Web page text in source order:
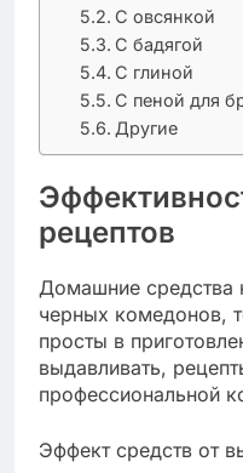
С овсянкой
С бадягой
С глиной
С пеной для
Другие
рецептов
Домашние средства
черных комедонов,
просты в
выдавливать,
профессиональной
Эффект средств от